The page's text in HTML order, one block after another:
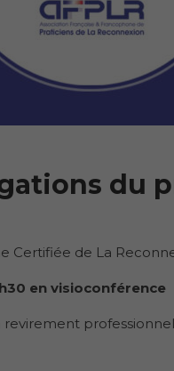
du
Certifiée de La
en visioconférence